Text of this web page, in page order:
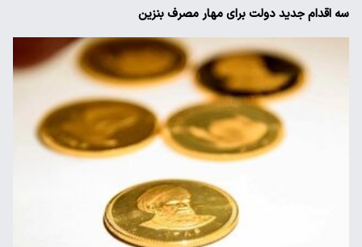
سه اقدام جدید دولت برای مهار مصرف بنزین